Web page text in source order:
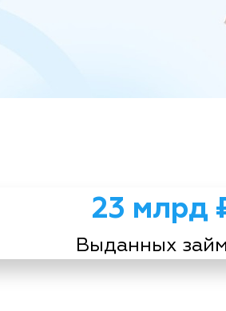
23 млрд
Выданных